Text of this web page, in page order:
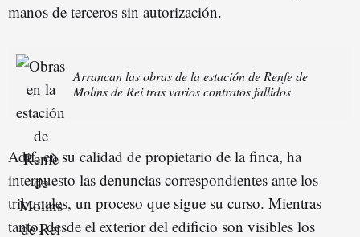
manos de terceros sin autorización.
Arrancan las obras de la estación de Renfe de
Molins de Rei tras varios contratos fallidos
Adif, en su calidad de propietario de la finca, ha
interpuesto las denuncias correspondientes ante los
tribunales, un proceso que sigue su curso. Mientras
tanto, desde el exterior del edificio son visibles los